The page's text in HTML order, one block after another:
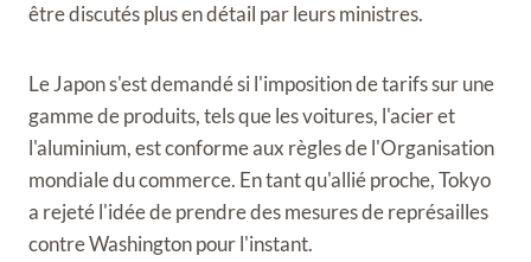
être discutés plus en détail par leurs ministres.
Le Japon s'est demandé si l'imposition de tarifs sur une
gamme de produits, tels que les voitures, l'acier et
l'aluminium, est conforme aux règles de l'Organisation
mondiale du commerce. En tant qu'allié proche, Tokyo
a rejeté l'idée de prendre des mesures de représailles
contre Washington pour l'instant.